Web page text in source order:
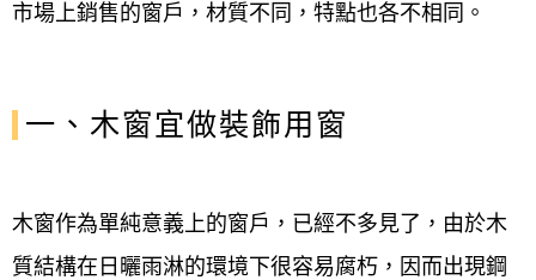
市場上銷售的窗戶，材質不同，特點也各不相同。
一、木窗宜做裝飾用窗
木窗作為單純意義上的窗戶，已經不多見了，由於木
質結構在日曬雨淋的環境下很容易腐朽，因而出現鋼